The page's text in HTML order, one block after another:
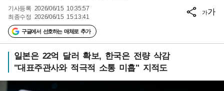
기사등록 2026/06/15 10:35:57
최종수정 2026/06/15 15:13:41
구글에서 선호하는 매체로 추가
가가
일본은 22억 달러 확보, 한국은 전량 삭감
"대표주관사와 적극적 소통 미흡" 지적도